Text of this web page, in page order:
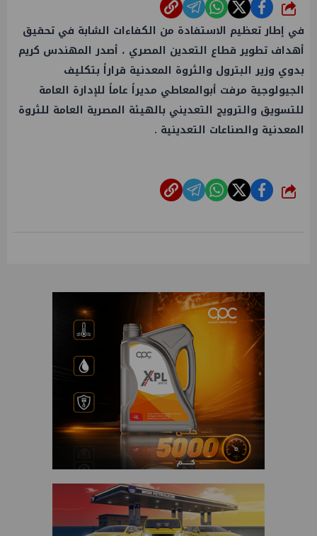
شارك
في إطار تعظيم الاستفادة من الكفاءات الشابة في تحقيق
أهداف تطوير قطاع التعدين المصري ، أصدر المهندس كريم
بدوي وزير البترول والثروة المعدنية قراراً بتكليف
الجيولوجية مرفت أبوالمعاطي مديراً عاماً للإدارة العامة
للتسويق والترويج التعديني بالهيئة المصرية العامة للثروة
المعدنية والصناعات التعدينية .
شارك